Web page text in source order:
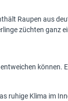
Raupen aus
züchten ganz
können.
ruhige Klima im